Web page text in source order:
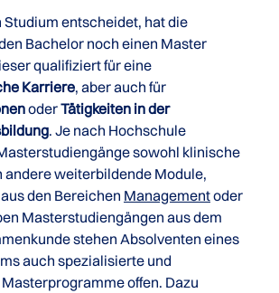
Studium entscheidet, hat die
Bachelor noch einen Master
qualifiziert für eine
Karriere, aber auch für
oderTätigkeiten in der
. Je nach Hochschule
sowohl klinische
andere weiterbildende Module,
den Bereichen Managementoder
Masterstudiengängen aus dem
stehen Absolventen eines
auch spezialisierte und
offen. Dazu